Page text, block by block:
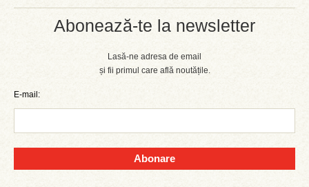
Abonează-te la newsletter
Lasă-ne adresa de email
și fii primul care află noutățile.
E-mail:
Abonare